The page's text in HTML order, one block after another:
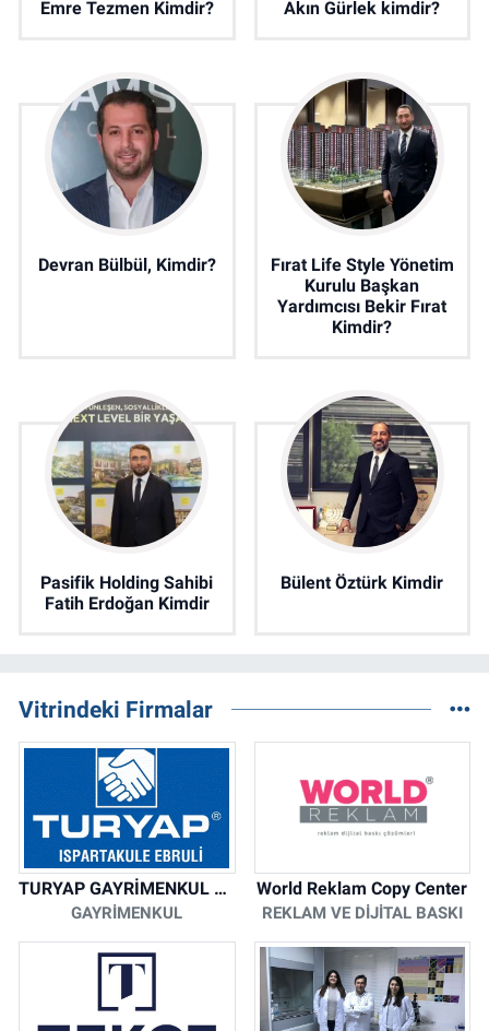
Emre Tezmen Kimdir? Akın Gürlek kimdir?
Devran Bülbül, Kimdir?
Fırat Life Style Yönetim
Kurulu Başkan
Yardımcısı Bekir Fırat
Kimdir?
Pasifik Holding Sahibi
Fatih Erdoğan Kimdir
Bülent Öztürk Kimdir
Vitrindeki Firmalar
TURYAP GAYRİMENKUL DANIŞMANLIK HİZMETLERİ
GAYRIMENKUL
World Reklam Copy Center
REKLAM VE DIJITAL BASKI